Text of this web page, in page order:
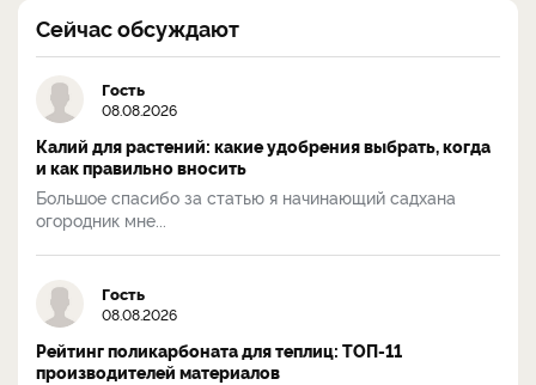
Сейчас обсуждают
Гость
08.08.2026
Калий для растений: какие удобрения выбрать, когда
и как правильно вносить
Большое спасибо за статью я начинающий садхана
огородник мне...
Гость
08.08.2026
Рейтинг поликарбоната для теплиц: ТОП-11
производителей материалов